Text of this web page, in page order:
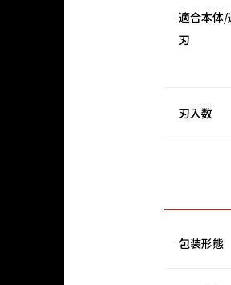
適合本体/
刃
刃入数
包装形態